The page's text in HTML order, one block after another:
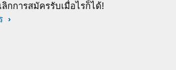
กการสมัครรับเมื่อไรก็ได้!